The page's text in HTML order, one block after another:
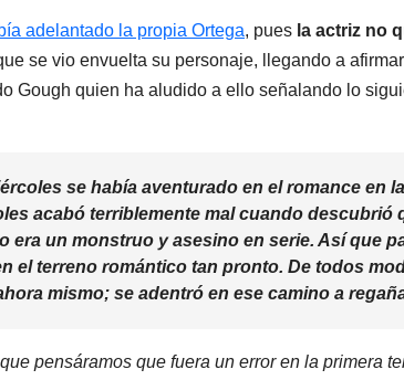
adelantado la propia Ortega, pues la actriz no
se vio envuelta su personaje, llegando a
Gough quien ha aludido a ello señalando lo
se había aventurado en el romance en
acabó terriblemente mal cuando descubrió
era un monstruo y asesino en serie. Así que
el terreno romántico tan pronto. De todos
mismo; se adentró en ese camino a
pensáramos que fuera un error en la primera